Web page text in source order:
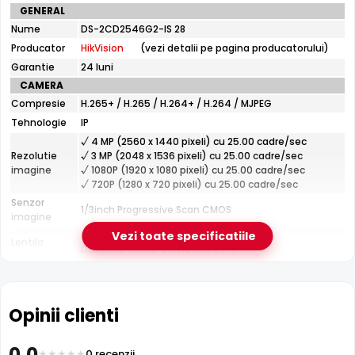
Infrarosu 30m
HikVision DS-2CD2546G2-IS 28 dispune de iluminare
infrarosu cu raza de actiune de pana la
vizibilitate clara pe intuneric total. LED-urile IR sunt
invizibile ochiului uman si nu deranjeaza.
Specificatii
tehnice
HikVision
DS-
2CD2546G2-
IS
28
GENERAL
Nume
DS-2CD2546G2-IS 28
Producator
HikVision
(vezi detalii pe pagina producatorului)
Garantie
24 luni
CAMERA
Compresie
H.265+ / H.265 / H.264+ / H.264 / MJPEG
Tehnologie
IP
Rezolutie
imagine
√ 4 MP (2560 x 1440 pixeli) cu 25.00 cadre/sec
√ 3 MP (2048 x 1536 pixeli) cu 25.00 cadre/sec
√ 1080P (1920 x 1080 pixeli) cu 25.00 cadre/sec
√ 720P (1280 x 720 pixeli) cu 25.00 cadre/sec
Senzor
imagine
1/3inch Progressive Scan CMOS
Fixa
Distanta focala: 2.8 mm(102.7°)
Format
Dome
Vezi toate specificatiile
Opinii clienti